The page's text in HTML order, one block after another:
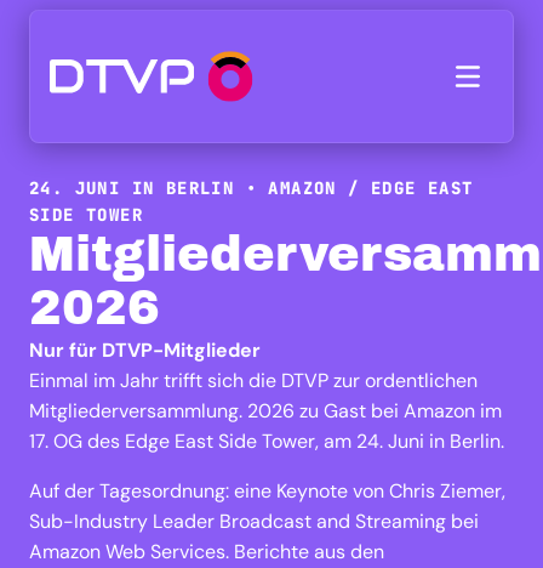
24. JUNI IN BERLIN • AMAZON / EDGE EAST
SIDE TOWER
2026
Nur für DTVP-Mitglieder
Einmal im Jahr trifft sich die DTVP zur ordentlichen
Mitgliederversammlung. 2026 zu Gast bei Amazon im
17. OG des Edge East Side Tower, am 24. Juni in Berlin.
Auf der Tagesordnung: eine Keynote von Chris Ziemer,
Sub-Industry Leader Broadcast and Streaming bei
Amazon Web Services. Berichte aus den